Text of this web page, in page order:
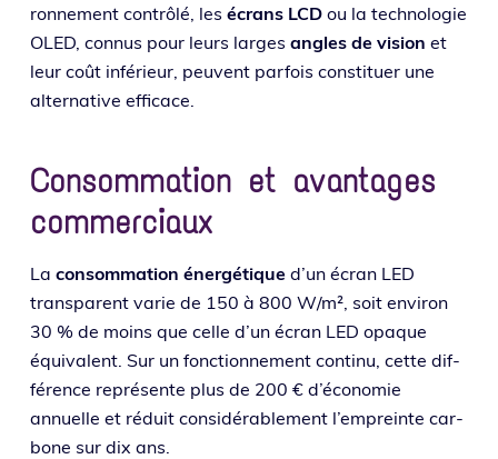
ron­ne­ment contrô­lé, les écrans LCDou la tech­no­lo­gie
OLED, connus pour leurs larges angles de vision et
leur coût infé­rieur, peuvent par­fois consti­tuer une
alter­na­tive efficace.
Consommation et avantages
commerciaux
La consom­ma­tion éner­gé­tique d’un écran LED
trans­pa­rent varie de 150 à 800 W/m², soit envi­ron
30 % de moins que celle d’un écran LED opaque
équi­valent. Sur un fonc­tion­ne­ment conti­nu, cette dif­
fé­rence repré­sente plus de 200 € d’économie
annuelle et réduit consi­dé­ra­ble­ment l’empreinte car­
bone sur dix ans.